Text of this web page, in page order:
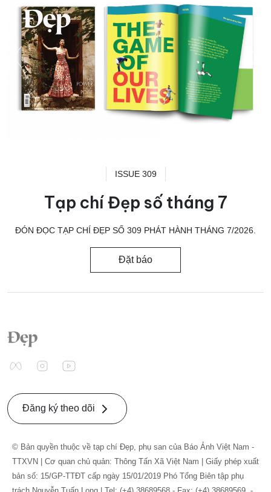
ISSUE 309
Tạp chí Đẹp số tháng 7
ĐÓN ĐỌC TẠP CHÍ ĐẸP SỐ 309 PHÁT HÀNH THÁNG 7/2026.
Đặt báo
Đăng ký theo dõi
© Bản quyền thuộc về tạp chí Đẹp, phụ san của Báo Ảnh Việt Nam -
TTXVN | Cơ quan chủ quản: Thông Tấn Xã Việt Nam | Giấy phép xuất
bản số: 15/GP-TTĐT cấp ngày 15/01/2019 Phó Tổng Biên tập phụ